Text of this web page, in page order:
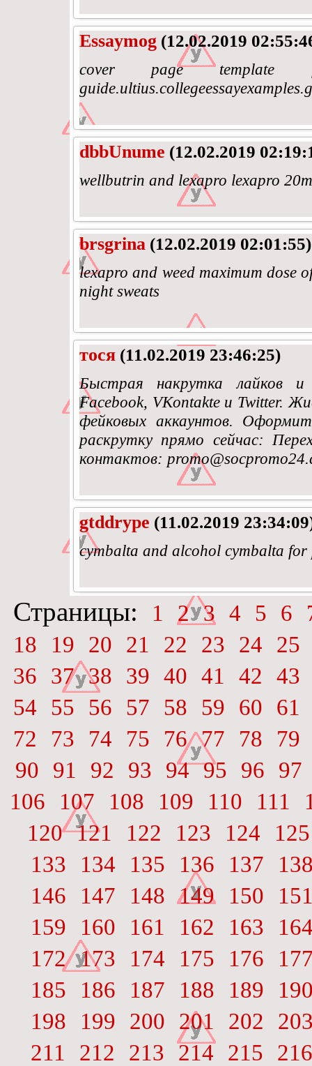
Essaymog (12.02.2019
cover page template
dbbUnume (12.02.2019
wellbutrin and lexapro lexapro
brsgrina (12.02.2019 02:01:55)
lexapro and weed maximum dose
night sweats
тося (11.02.2019 23:46:25)
Быстрая накрутка лайков и
Facebook, VKontakte и Twitter.
фейковых аккаунтов.
раскрутку прямо сейчас:
контактов:
gtddrype (11.02.2019
cymbalta and alcohol cymbalta for
Страницы: 1 2 3 4 5 6
18
19 20 21 22 23 24
25
36
37 38 39 40 41 42
43
54
55 56 57 58 59 60
61
72
73 74 75 76 77 78
79
90
91 92 93 94 95 96
97
106
107 108 109 110 111
120 121 122 123 124
125
133
134 135 136 137
146
147 148 149 150
159
160 161 162 163
172 173 174 175 176
185
186 187 188 189
198
199 200 201 202
211
212 213 214 215
216